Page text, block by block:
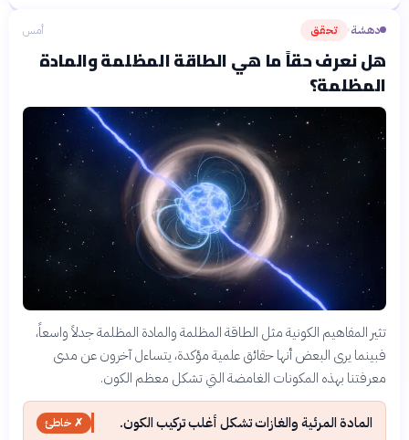
دهشة› تحقق أمس
هل نعرف حقاً ما هي الطاقة المظلمة والمادة
المظلمة؟
تثير المفاهيم الكونية مثل الطاقة المظلمة والمادة المظلمة جدلاً واسعاً،
فبينما يرى البعض أنها حقائق علمية مؤكدة، يتساءل آخرون عن مدى
معرفتنا بهذه المكونات الغامضة التي تشكل معظم الكون.
المادة المرئية والغازات تشكل أغلب تركيب الكون.
✗ خاطئ